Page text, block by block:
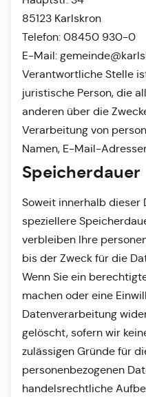
85123 Karlskron
Telefon: 08450 930-0
E-Mail:
Verantwortliche Stelle
juristische Person, die
anderen über die
Verarbeitung von
Namen, E-Mail-
Speicherdauer
Soweit innerhalb dieser
speziellere
verbleiben Ihre
bis der Zweck für die
Wenn Sie ein
machen oder eine
Datenverarbeitung
gelöscht, sofern wir
zulässigen Gründe für
personenbezogenen
handelsrechtliche